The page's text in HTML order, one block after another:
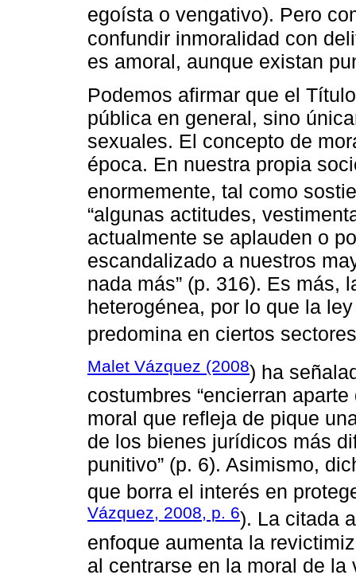
egoísta o vengativo). Pero
confundir inmoralidad con
es amoral, aunque existan
Podemos afirmar que el
pública en general, sino
sexuales. El concepto de
época. En nuestra propia
enormemente, tal como
“algunas actitudes,
actualmente se aplauden o
escandalizado a nuestros
nada más” (p. 316). Es más,
heterogénea, por lo que la
predomina en ciertos
Malet Vázquez (2008) ha
costumbres “encierran
moral que refleja de pique
de los bienes jurídicos más
punitivo” (p. 6). Asimismo,
que borra el interés en
Vázquez, 2008, p. 6). La citada
enfoque aumenta la
al centrarse en la moral de